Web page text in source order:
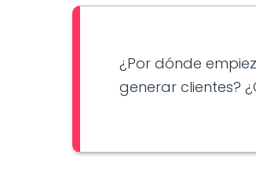
¿Por dónde
generar clientes?